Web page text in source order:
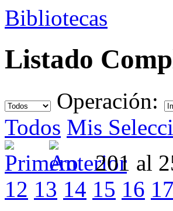
Bibliotecas
Listado
Operación:
Todos Mis
201 al
12 13 14 15 16 17